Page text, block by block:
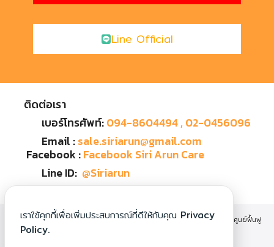
Line Official
ติดต่อเรา
เบอร์โทรศัพท์:094-8604494, 02-0456096
Email :sale.siriarun@gmail.com
Facebook :Facebook Siri Arun Care
Line ID: @Siriarun
SIRIARUNCARE : RECOVERY CARE AND NURSING HOME CENTER ศูนย์ฟื้นฟู
เราใช้คุกกี้เพื่อเพิ่มประสบการณ์ที่ดีให้กับคุณ Privacy
Policy.